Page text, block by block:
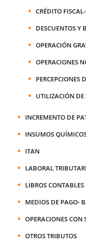
CRÉDITO
DESCUENTOS Y
OPERACIÓN
OPERACIONES
PERCEPCIONES
UTILIZACIÓN
INCREMENTO DE
INSUMOS
ITAN
LABORAL
LIBROS CONTABLES
MEDIOS DE PAGO-
OPERACIONES
OTROS TRIBUTOS